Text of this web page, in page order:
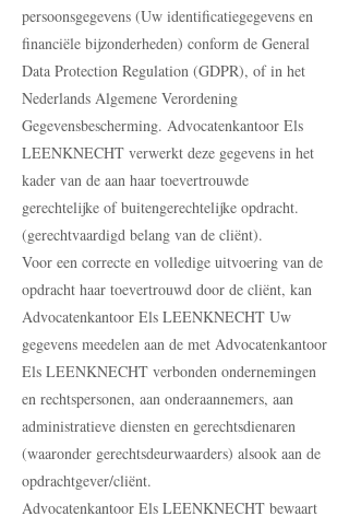
persoonsgegevens (Uw identificatiegegevens en
financiële bijzonderheden) conform de General
Data Protection Regulation (GDPR), of in het
Nederlands Algemene Verordening
Gegevensbescherming. Advocatenkantoor Els
LEENKNECHT verwerkt deze gegevens in het
kader van de aan haar toevertrouwde
gerechtelijke of buitengerechtelijke opdracht.
(gerechtvaardigd belang van de cliënt).
Voor een correcte en volledige uitvoering van de
opdracht haar toevertrouwd door de cliënt, kan
Advocatenkantoor Els LEENKNECHT Uw
gegevens meedelen aan de met Advocatenkantoor
Els LEENKNECHT verbonden ondernemingen
en rechtspersonen, aan onderaannemers, aan
administratieve diensten en gerechtsdienaren
(waaronder gerechtsdeurwaarders) alsook aan de
opdrachtgever/cliënt.
Advocatenkantoor Els LEENKNECHT bewaart